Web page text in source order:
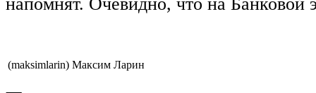
(maksimlarin) Максим Ларин